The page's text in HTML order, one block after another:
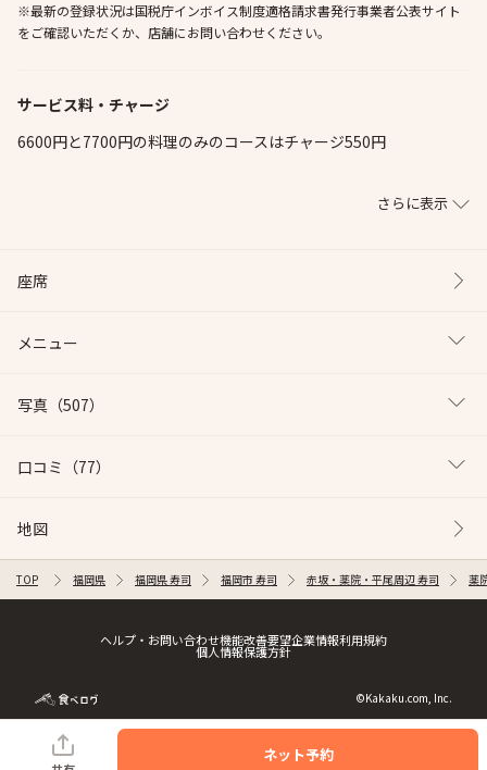
※最新の登録状況は国税庁インボイス制度適格請求書発行事業者公表サイト
をご確認いただくか、店舗にお問い合わせください。
サービス料・チャージ
6600円と7700円の料理のみのコースはチャージ550円
さらに表示
座席
メニュー
写真 （507）
口コミ （77）
地図
TOP 福岡県 福岡県 寿司 福岡市 寿司 赤坂・薬院・平尾周辺 寿司 薬
ヘルプ・お問い合わせ機能改善要望企業情報利用規約
個人情報保護方針
©Kakaku.com, Inc.
ネット予約